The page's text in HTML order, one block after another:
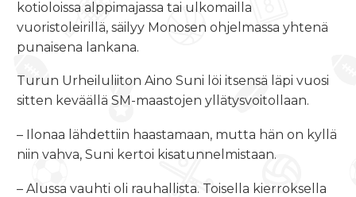
kotioloissa alppimajassa tai ulkomailla
vuoristoleirillä, säilyy Monosen ohjelmassa yhtenä
punaisena lankana.
Turun Urheiluliiton Aino Suni löi itsensä läpi vuosi
sitten keväällä SM-maastojen yllätysvoitollaan.
– Ilonaa lähdettiin haastamaan, mutta hän on kyllä
niin vahva, Suni kertoi kisatunnelmistaan.
– Alussa vauhti oli rauhallista. Toisella kierroksella